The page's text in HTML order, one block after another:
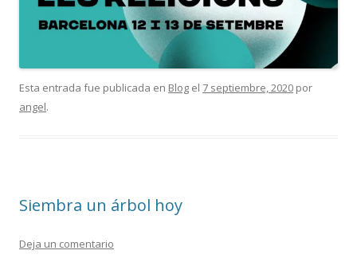
Esta entrada fue publicada en Blog el 7 septiembre, 2020 por
angel.
Siembra un árbol hoy
Deja un comentario